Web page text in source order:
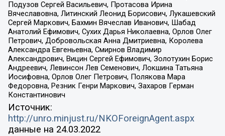
Подузов Сергей Васильевич, Протасова Ирина
Вячеславовна, Литинский Леонид Борисович, Лукашевский
Сергей Маркович, Бахмин Вячеслав Иванович, Шабад
Анатолий Ефимович, Сухих Дарья Николаевна, Орлов Олег
Петрович, Добровольская Анна Дмитриевна, Королева
Александра Евгеньевна, Смирнов Владимир
Александрович, Вицин Сергей Ефимович, Золотухин Борис
Андреевич, Левинсон Лев Семенович, Локшина Татьяна
Иосифовна, Орлов Олег Петрович, Полякова Мара
Федоровна, Резник Генри Маркович, Захаров Герман
Константинович
Источник:
http://unro.minjust.ru/NKOForeignAgent.aspx
данные на 24.03.2022